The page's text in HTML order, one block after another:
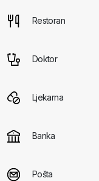
Restoran
Doktor
Ljekarna
Banka
Pošta